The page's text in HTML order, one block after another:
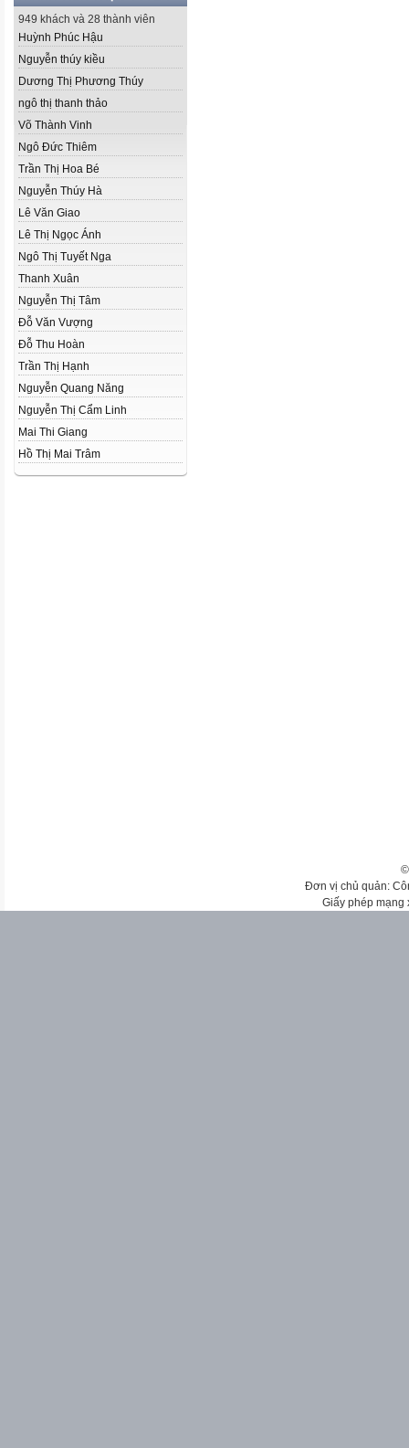
949 khách và 28 thành viên
Huỳnh Phúc Hậu
Nguyễn thúy kiều
Dương Thị Phương Thúy
ngô thị thanh thảo
Võ Thành Vinh
Ngô Đức Thiêm
Trần Thị Hoa Bé
Nguyễn Thúy Hà
Lê Văn Giao
Lê Thị Ngọc Ánh
Ngô Thị Tuyết Nga
Thanh Xuân
Nguyễn Thị Tâm
Đỗ Văn Vượng
Đỗ Thu Hoàn
Trần Thị Hạnh
Nguyễn Quang Năng
Nguyễn Thị Cẩm Linh
Mai Thi Giang
Hồ Thị Mai Trâm
Đơn vị chủ quản:
Giấy phép mạng